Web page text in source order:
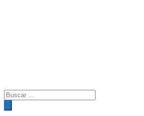
Búsqueda
de
productos